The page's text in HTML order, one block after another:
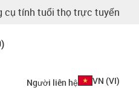
cụ tính tuổi thọ trực tuyến
Người liên hệ VN (VI)